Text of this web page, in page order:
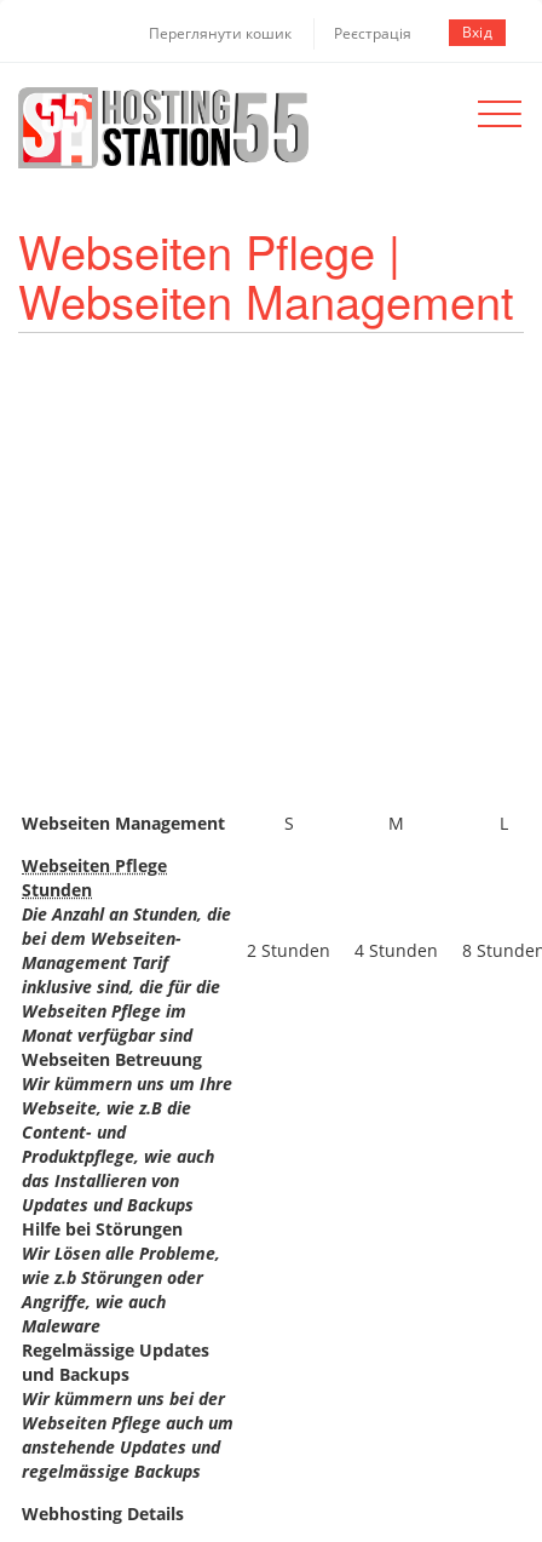
Переглянути кошик Реєстрація Вхід
Toggle
Webseiten Pflege |
Webseiten Management
Webseiten Management S M
L
Webseiten Pflege
Stunden
Die Anzahl an Stunden, die
bei dem Webseiten-
Management Tarif
inklusive sind, die für die
Webseiten Pflege im
Monat verfügbar sind
2 Stunden 4 Stunden 8
Webseiten Betreuung
Wir kümmern uns um Ihre
Webseite, wie z.B die
Content- und
Produktpflege, wie auch
das Installieren von
Updates und Backups
Hilfe bei Störungen
Wir Lösen alle Probleme,
wie z.b Störungen oder
Angriffe, wie auch
Maleware
Regelmässige Updates
und Backups
Wir kümmern uns bei der
Webseiten Pflege auch um
anstehende Updates und
regelmässige Backups
Webhosting Details